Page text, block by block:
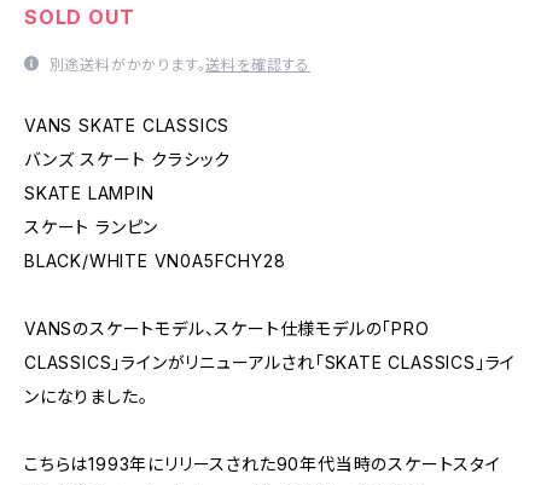
SOLD OUT
別途送料がかかります。送料を確認する
VANS SKATE CLASSICS
バンズ スケート クラシック
SKATE LAMPIN
スケート ランピン
BLACK/WHITE VN0A5FCHY28
VANSのスケートモデル、スケート仕様モデルの「PRO
CLASSICS」ラインがリニューアルされ「SKATE CLASSICS」ライ
ンになりました。
こちらは1993年にリリースされた90年代当時のスケートスタイ